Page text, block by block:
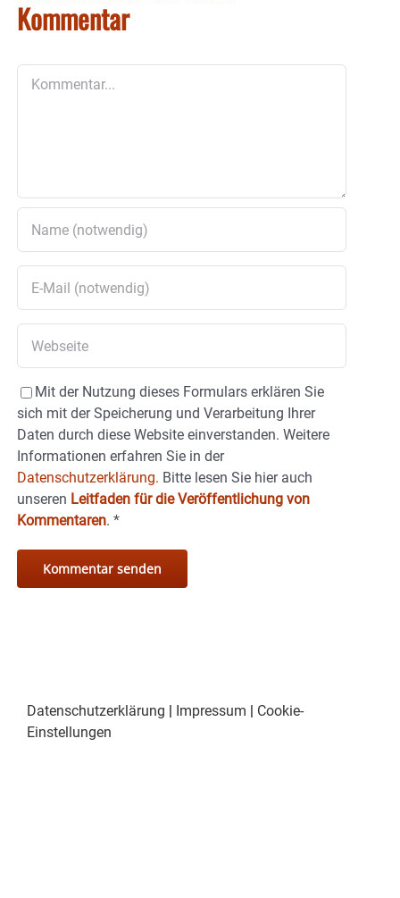
Kommentar
Mit der Nutzung dieses Formulars erklären Sie
sich mit der Speicherung und Verarbeitung Ihrer
Daten durch diese Website einverstanden. Weitere
Informationen erfahren Sie in der
Datenschutzerklärung. Bitte lesen Sie hier auch
unseren Leitfaden für die Veröffentlichung von
Kommentaren. *
Datenschutzerklärung | Impressum | Cookie-
Einstellungen